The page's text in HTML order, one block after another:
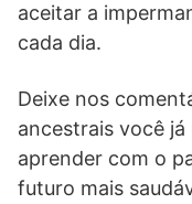
aceitar a
cada dia.
Deixe nos
ancestrais você
aprender com o
futuro mais